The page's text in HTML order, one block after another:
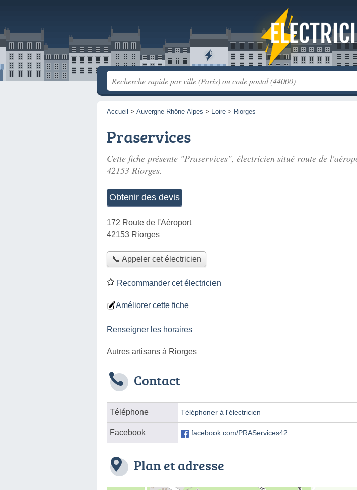
Accueil > Auvergne-Rhône-Alpes > Loire > Riorges
Praservices
Cette fiche présente "Praservices", électricien situé route de
42153 Riorges.
Obtenir des devis
172 Route de l'Aéroport
42153 Riorges
📞 Appeler cet électricien
Recommander cet électricien
Améliorer cette fiche
Renseigner les horaires
Autres artisans à Riorges
Contact
Téléphone Téléphoner à l'électricien
Facebook facebook.com/PRAServices42
Plan et adresse